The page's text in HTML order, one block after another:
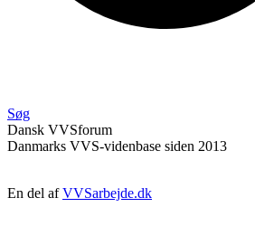
Søg
Dansk VVSforum
Danmarks VVS-videnbase siden 2013
En del afVVSarbejde.dk